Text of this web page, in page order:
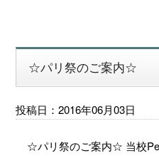
☆パリ祭のご案内☆
投稿日：2016年06月03日
☆パリ祭のご案内☆ 当校